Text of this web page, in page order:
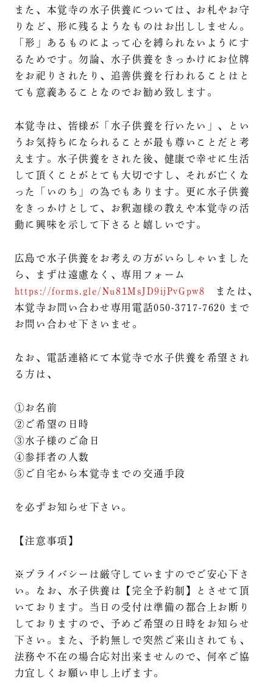
また、本覚寺の水子供養については、お札やお守
りなど、形に残るようなものはお出ししません。
「形」あるものによって心を縛られないようにす
るためです。勿論、水子供養をきっかけにお位牌
をお祀りされたり、追善供養を行われることはと
ても意義あることなのでお勧め致します。
本覚寺は、皆様が「水子供養を行いたい」、とい
うお気持ちになられることが最も尊いことだと考
えます。水子供養をされた後、健康で幸せに生活
して頂くことがとても大切ですし、それが亡くな
った「いのち」の為でもあります。更に水子供養
をきっかけとして、お釈迦様の教えや本覚寺の活
動に興味を示して下さると嬉しいです。
広島で水子供養をお考えの方がいらしゃいました
ら、まずは遠慮なく、専用フォーム
https://forms.gle/Nu81MsJD9ijPvGpw8​ または、
本覚寺お問い合わせ専用電話050-3717-7620 まで
お問い合わせ下さいませ。
なお、電話連絡にて本覚寺で水子供養を希望され
る方は、
①お名前
②ご希望の日時
③水子様のご命日
④参拝者の人数
⑤ご自宅から本覚寺までの交通手段
を必ずお知らせ下さい。
【注意事項】
※プライバシーは厳守していますのでご安心下さ
い。なお、水子供養は【完全予約制】とさせて頂
いております。当日の受付は準備の都合上お断り
しておりますので、予めご希望の日時をお知らせ
下さい。また、予約無しで突然ご来山されても、
法務や不在の場合応対出来ませんので、何卒ご協
力宜しくお願い申し上げます。